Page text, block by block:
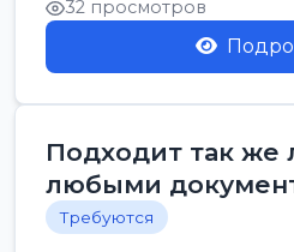
32 просмотров
Подходит так же
любыми
Требуются